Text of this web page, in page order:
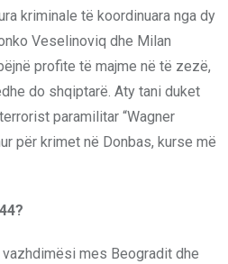
kriminale të koordinuara nga dy
Veselinoviq dhe Milan
profite të majme në të zezë,
do shqiptarë. Aty tani duket
paramilitar “Wagner
për krimet në Donbas, kurse më
mes Beogradit dhe